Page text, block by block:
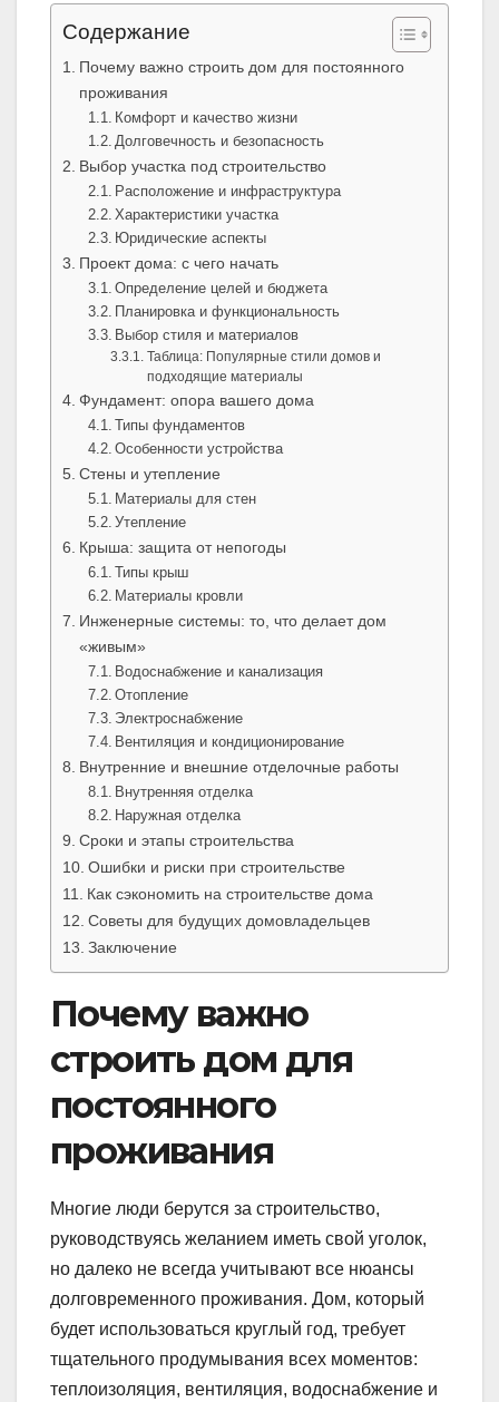
Содержание
Почему важно строить дом для постоянного
проживания
Комфорт и качество жизни
Долговечность и безопасность
Выбор участка под строительство
Расположение и инфраструктура
Характеристики участка
Юридические аспекты
Проект дома: с чего начать
Определение целей и бюджета
Планировка и функциональность
Выбор стиля и материалов
Таблица: Популярные стили домов и
подходящие материалы
Фундамент: опора вашего дома
Типы фундаментов
Особенности устройства
Стены и утепление
Материалы для стен
Утепление
Крыша: защита от непогоды
Типы крыш
Материалы кровли
Инженерные системы: то, что делает дом
«живым»
Водоснабжение и канализация
Отопление
Электроснабжение
Вентиляция и кондиционирование
Внутренние и внешние отделочные работы
Внутренняя отделка
Наружная отделка
Сроки и этапы строительства
Ошибки и риски при строительстве
Как сэкономить на строительстве дома
Советы для будущих домовладельцев
Заключение
Почему важно
строить дом для
постоянного
проживания
Многие люди берутся за строительство,
руководствуясь желанием иметь свой уголок,
но далеко не всегда учитывают все нюансы
долговременного проживания. Дом, который
будет использоваться круглый год, требует
тщательного продумывания всех моментов:
теплоизоляция, вентиляция, водоснабжение и